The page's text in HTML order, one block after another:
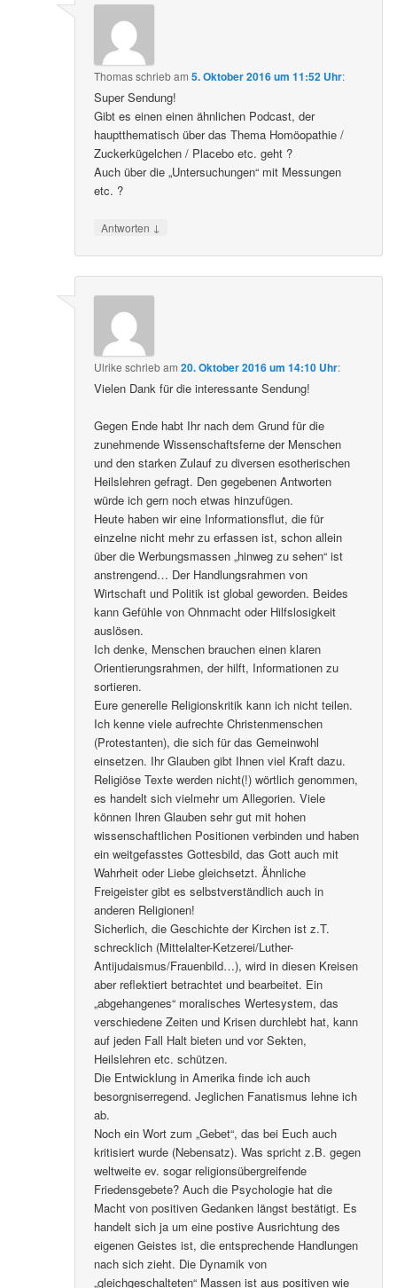
Thomasschriebam5. Oktober 2016 um 11:52 Uhr:
Super Sendung!
Gibt es einen einen ähnlichen Podcast, der
hauptthematisch über das Thema Homöopathie /
Zuckerkügelchen / Placebo etc. geht ?
Auch über die „Untersuchungen“ mit Messungen
etc. ?
Antworten ↓
Ulrike schriebam20. Oktober 2016 um 14:10 Uhr:
Vielen Dank für die interessante Sendung!
Gegen Ende habt Ihr nach dem Grund für die
zunehmende Wissenschaftsferne der Menschen
und den starken Zulauf zu diversen esotherischen
Heilslehren gefragt. Den gegebenen Antworten
würde ich gern noch etwas hinzufügen.
Heute haben wir eine Informationsflut, die für
einzelne nicht mehr zu erfassen ist, schon allein
über die Werbungsmassen „hinweg zu sehen“ ist
anstrengend… Der Handlungsrahmen von
Wirtschaft und Politik ist global geworden. Beides
kann Gefühle von Ohnmacht oder Hilfslosigkeit
auslösen.
Ich denke, Menschen brauchen einen klaren
Orientierungsrahmen, der hilft, Informationen zu
sortieren.
Eure generelle Religionskritik kann ich nicht teilen.
Ich kenne viele aufrechte Christenmenschen
(Protestanten), die sich für das Gemeinwohl
einsetzen. Ihr Glauben gibt Ihnen viel Kraft dazu.
Religiöse Texte werden nicht(!) wörtlich genommen,
es handelt sich vielmehr um Allegorien. Viele
können Ihren Glauben sehr gut mit hohen
wissenschaftlichen Positionen verbinden und haben
ein weitgefasstes Gottesbild, das Gott auch mit
Wahrheit oder Liebe gleichsetzt. Ähnliche
Freigeister gibt es selbstverständlich auch in
anderen Religionen!
Sicherlich, die Geschichte der Kirchen ist z.T.
schrecklich (Mittelalter-Ketzerei/Luther-
Antijudaismus/Frauenbild…), wird in diesen Kreisen
aber reflektiert betrachtet und bearbeitet. Ein
„abgehangenes“ moralisches Wertesystem, das
verschiedene Zeiten und Krisen durchlebt hat, kann
auf jeden Fall Halt bieten und vor Sekten,
Heilslehren etc. schützen.
Die Entwicklung in Amerika finde ich auch
besorgniserregend. Jeglichen Fanatismus lehne ich
ab.
Noch ein Wort zum „Gebet“, das bei Euch auch
kritisiert wurde (Nebensatz). Was spricht z.B. gegen
weltweite ev. sogar religionsübergreifende
Friedensgebete? Auch die Psychologie hat die
Macht von positiven Gedanken längst bestätigt. Es
handelt sich ja um eine postive Ausrichtung des
eigenen Geistes ist, die entsprechende Handlungen
nach sich zieht. Die Dynamik von
„gleichgeschalteten“ Massen ist aus positiven wie